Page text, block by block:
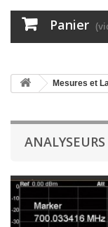
Panier
Mesures et